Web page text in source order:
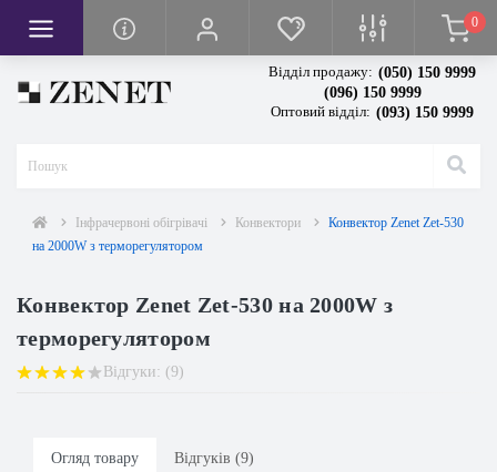
висоти
0
Відділ продажу: (050) 150 9999
(096) 150 9999
Оптовий відділ: (093) 150 9999
Інфрачервоні обігрівачі Конвектори
Конвектор Zenet Zet-530
на 2000W з терморегулятором
Конвектор Zenet Zet-530 на 2000W з
терморегулятором
Відгуки: (9)
Огляд товару Відгуків (9)